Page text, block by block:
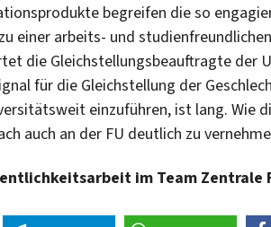
begreifen die so
einer arbeits- und
die Gleichstellungsbeauf­tragte der
für die Gleichstellung der
einzuführen, ist lang. Wie
auch an der FU deutlich zu
im Team Zentrale